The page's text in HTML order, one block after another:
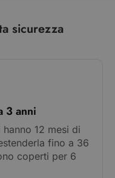
sicurezza
3 anni
12 mesi di
fino a 36
coperti per 6